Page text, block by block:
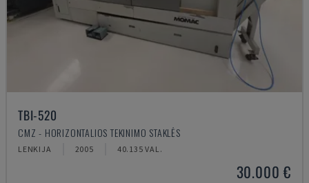
TBI-520
CMZ - HORIZONTALIOS TEKINIMO STAKLĖS
LENKIJA 2005 40.135 VAL.
30.000 €